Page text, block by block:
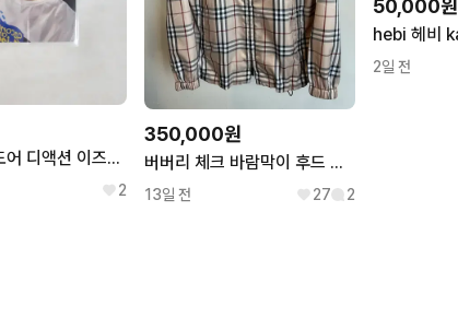
보이넥스트도어 디액션 이즈위 4차 영통 태산 포카
2
350,000원
버버리 체크 바람막이 후드 집업 자켓(정품)
13일 전 27 2
50,000원
2일 전